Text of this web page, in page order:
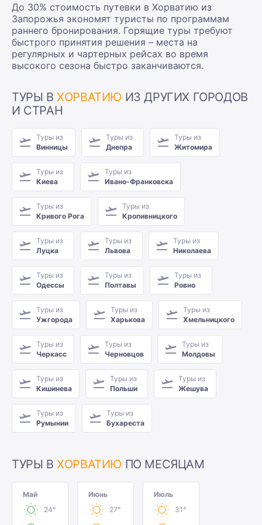
До 30% стоимость путевки в Хорватию из
Запорожья экономят туристы по программам
раннего бронирования. Горящие туры требуют
быстрого принятия решения – места на
регулярных и чартерных рейсах во время
высокого сезона быстро заканчиваются.
ТУРЫ ВХОРВАТИЮ ИЗ ДРУГИХ ГОРОДОВ
И СТРАН
Туры из
Винницы
Туры из
Днепра
Туры из
Житомира
Туры из
Киева
Туры из
Ивано-Франковска
Туры из
Кривого Рога
Туры из
Кропивницкого
Туры из
Луцка
Туры из
Львова
Туры из
Николаева
Туры из
Одессы
Туры из
Полтавы
Туры из
Ровно
Туры из
Ужгорода
Туры из
Харькова
Туры из
Хмельницкого
Туры из
Черкасс
Туры из
Черновцов
Туры из
Молдовы
Туры из
Кишинева
Туры из
Польши
Туры из
Жешува
Туры из
Румынии
Туры из
Бухареста
ТУРЫ ВХОРВАТИЮ ПО МЕСЯЦАМ
Май
24°
Июнь
27°
Июль
31°